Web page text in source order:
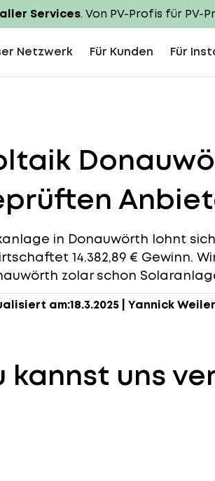
Services. Von PV-Profis für PV-
Netzwerk Für Kunden Für
in Donauwörth lohnt
14.382,89 € Gewinn.
zolar schon
am:18.3.2025| Yannick Weiler
kannst uns